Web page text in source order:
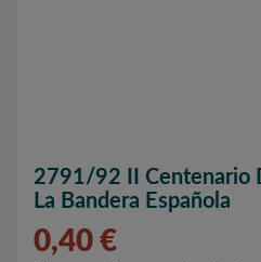
2791/92 II Centenario
La Bandera Española
0,40 €